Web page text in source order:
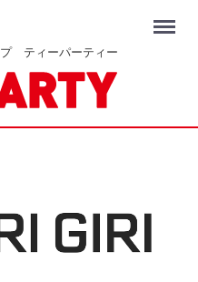
プ ティーパーティー
Menu